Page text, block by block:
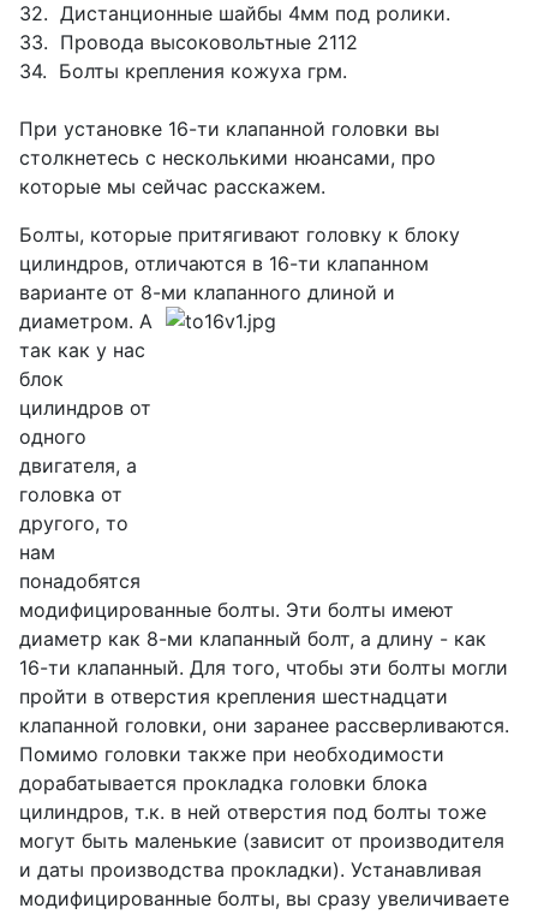
32. Дистанционные шайбы 4мм под ролики.
33. Провода высоковольтные 2112
34. Болты крепления кожуха грм.
При установке 16-ти клапанной головки вы
столкнетесь с несколькими нюансами, про
которые мы сейчас расскажем.
Болты, которые притягивают головку к блоку
цилиндров, отличаются в 16-ти клапанном
варианте от 8-ми клапанного длиной и
диаметром. А
так как у нас
блок
цилиндров от
одного
двигателя, а
головка от
другого, то
нам
понадобятся
модифицированные болты. Эти болты имеют
диаметр как 8-ми клапанный болт, а длину - как
16-ти клапанный. Для того, чтобы эти болты могли
пройти в отверстия крепления шестнадцати
клапанной головки, они заранее рассверливаются.
Помимо головки также при необходимости
дорабатывается прокладка головки блока
цилиндров, т.к. в ней отверстия под болты тоже
могут быть маленькие (зависит от производителя
и даты производства прокладки). Устанавливая
модифицированные болты, вы сразу увеличиваете